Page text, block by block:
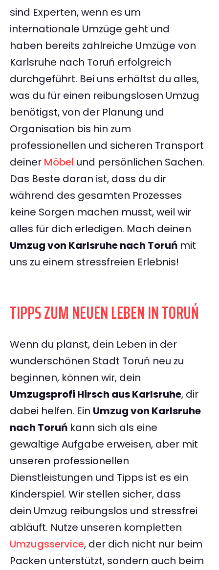
sind Experten, wenn es um
internationale Umzüge geht und
haben bereits zahlreiche Umzüge von
Karlsruhe nach Toruń erfolgreich
durchgeführt. Bei uns erhältst du alles,
was du für einen reibungslosen Umzug
benötigst, von der Planung und
Organisation bis hin zum
professionellen und sicheren Transport
deiner Möbel und persönlichen Sachen.
Das Beste daran ist, dass du dir
während des gesamten Prozesses
keine Sorgen machen musst, weil wir
alles für dich erledigen. Mach deinen
Umzug von Karlsruhe nach Toruń mit
uns zu einem stressfreien Erlebnis!
TIPPS ZUM NEUEN LEBEN IN TORUŃ
Wenn du planst, dein Leben in der
wunderschönen Stadt Toruń neu zu
beginnen, können wir, dein
Umzugsprofi Hirsch aus Karlsruhe, dir
dabei helfen. Ein Umzug von Karlsruhe
nach Toruń kann sich als eine
gewaltige Aufgabe erweisen, aber mit
unseren professionellen
Dienstleistungen und Tipps ist es ein
Kinderspiel. Wir stellen sicher, dass
dein Umzug reibungslos und stressfrei
abläuft. Nutze unseren kompletten
Umzugsservice, der dich nicht nur beim
Packen unterstützt, sondern auch beim